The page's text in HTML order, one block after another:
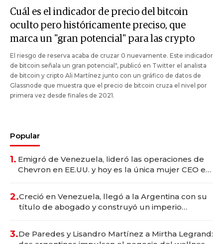
Cuál es el indicador de precio del bitcoin
oculto pero históricamente preciso, que
marca un "gran potencial" para las crypto
El riesgo de reserva acaba de cruzar 0 nuevamente. Este indicador
de bitcoin señala un gran potencial", publicó en Twitter el analista
de bitcoin y cripto Ali Martínez junto con un gráfico de datos de
Glassnode que muestra que el precio de bitcoin cruza el nivel por
primera vez desde finales de 2021.
Popular
1. Emigró de Venezuela, lideró las operaciones de
Chevron en EE.UU. y hoy es la única mujer CEO en
2.Creció en Venezuela, llegó a la Argentina con su
título de abogado y construyó un imperio
3.De Paredes y Lisandro Martínez a Mirtha Legrand: